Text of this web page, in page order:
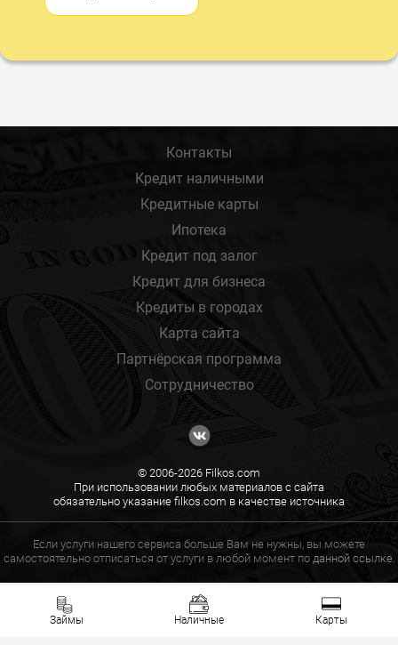
Займы Наличные Карты
Контакты
Кредит наличными
Кредитные карты
Ипотека
Кредит под залог
Кредит для бизнеса
Кредиты в городах
Карта сайта
Партнёрская программа
Сотрудничество
© 2006-2026 Filkos.com
При использовании любых материалов с сайта
обязательно указание filkos.com в качестве источника
Если услуги нашего сервиса больше Вам не нужны, вы можете
самостоятельно отписаться от услуги в любой момент по данной ссылке.